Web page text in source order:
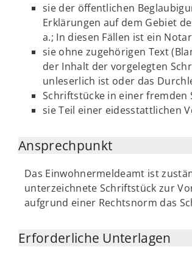
sie der öffentlichen
Erklärungen auf dem Gebiet
a.; In diesen Fällen ist ein
sie ohne zugehörigen Text
der Inhalt der vorgelegten
unleserlich ist oder das
Schriftstücke in einer fremden
sie Teil einer eidesstattlichen
Ansprechpunkt
Das Einwohnermeldeamt ist
unterzeichnete Schriftstück zur
aufgrund einer Rechtsnorm das
Erforderliche Unterlagen